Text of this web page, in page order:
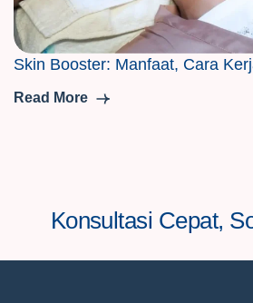
Skin Booster: Manfaat, Cara
Read More
Konsultasi Cepat,